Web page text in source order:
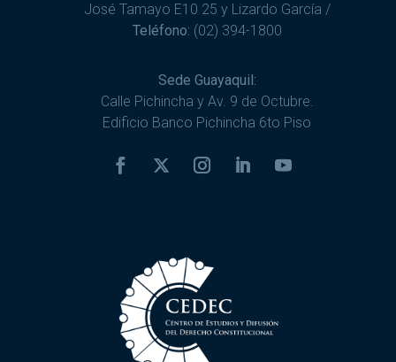
José Tamayo E10 25 y Lizardo García /
Teléfono: (02) 394-1800
Sede Guayaquil:
Calle Pichincha y Av. 9 de Octubre.
Edificio Banco Pichincha 6to Piso